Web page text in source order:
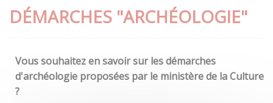
DÉMARCHES "ARCHÉOLOGIE"
Vous souhaitez en savoir sur les démarches
d'archéologie proposées par le ministère de la Culture
?